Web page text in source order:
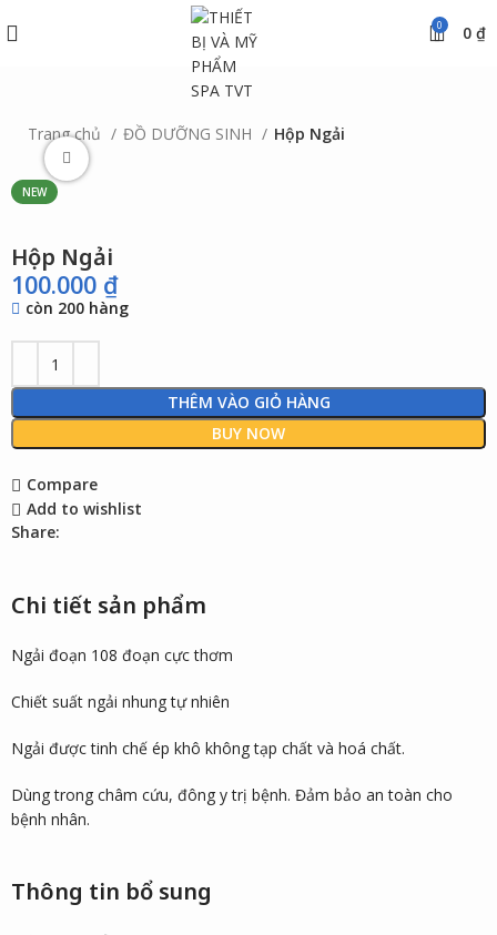
0 0 ₫
Trang chủ ĐỒ DƯỠNG SINH Hộp Ngải
NEW
Hộp Ngải
100.000 ₫
còn 200 hàng
THÊM VÀO GIỎ HÀNG
BUY NOW
Compare
Add to wishlist
Share:
Chi tiết sản phẩm
Ngải đoạn 108 đoạn cực thơm
Chiết suất ngải nhung tự nhiên
Ngải được tinh chế ép khô không tạp chất và hoá chất.
Dùng trong châm cứu, đông y trị bệnh. Đảm bảo an toàn cho
bệnh nhân.
Thông tin bổ sung